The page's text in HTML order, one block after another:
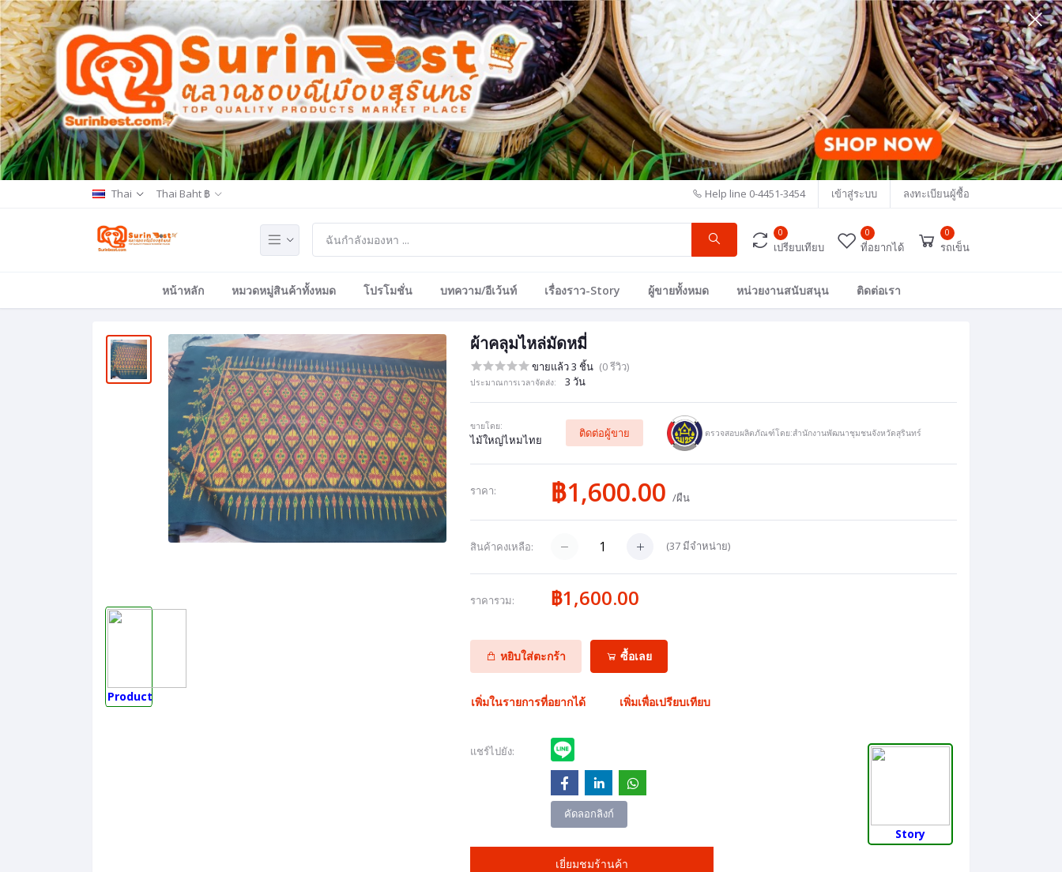
Thai Thai Baht ฿ Help line 0-4451-3454 เข้าสู่ระบบ ลงทะเบียนผู้ซื้อ
0
เปรียบเทียบ
0
ที่อยากได้
0
รถเข็น
หน้าหลัก หมวดหมู่สินค้าทั้งหมด โปรโมชั่น บทความ/อีเว้นท์ เรื่องราว-Story ผู้ขายทั้งหมด หน่วยงานสนับสนุน ติดต่อเรา
Product
ผ้าคลุมไหล่มัดหมี่
ขายแล้ว 3 ชิ้น (0 รีวิว)
ประมาณการเวลาจัดส่ง: 3 วัน
ขายโดย:
ไม้ใหญ่ไหมไทย
ติดต่อผู้ขาย ตรวจสอบผลิตภัณฑ์โดย:สำนักงานพัฒนาชุมชนจังหวัดสุรินทร์
ราคา: ฿1,600.00/ผืน
สินค้าคงเหลือ: (37มีจำหน่าย)
ราคารวม: ฿1,600.00
หยิบใส่ตะกร้า ซื้อเลย
เพิ่มในรายการที่อยากได้ เพิ่มเพื่อเปรียบเทียบ
แชร์ไปยัง:
คัดลอกลิงก์
เยี่ยมชมร้านค้า
Story